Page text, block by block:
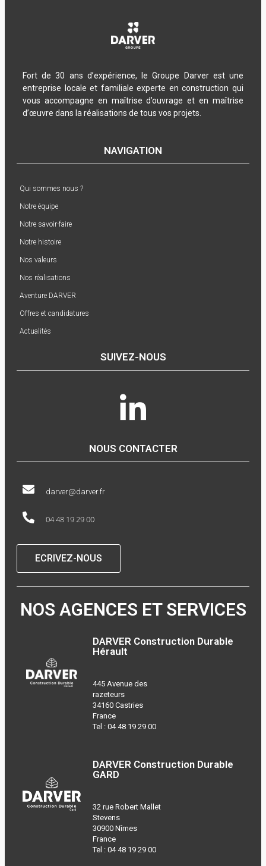
Fort de 30 ans d’expérience, le Groupe Darver est une
entreprise locale et familiale experte en construction qui
vous accompagne en maîtrise d’ouvrage et en maîtrise
d’œuvre dans la réalisations de tous vos projets.
NAVIGATION
Qui sommes nous ?
Notre équipe
Notre savoir-faire
Notre histoire
Nos valeurs
Nos réalisations
Aventure DARVER
Offres et candidatures
Actualités
SUIVEZ-NOUS
NOUS CONTACTER
darver@darver.fr
04 48 19 29 00
ECRIVEZ-NOUS
NOS AGENCES ET SERVICES
DARVER Construction Durable
Hérault
445 Avenue des
razeteurs
34160 Castries
France
Tel :04 48 19 29 00
DARVER Construction Durable
GARD
32 rue Robert Mallet
Stevens
30900 Nîmes
France
Tel :04 48 19 29 00